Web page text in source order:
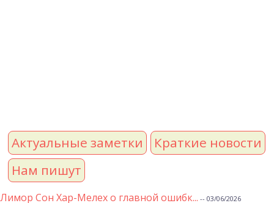
Актуальные заметки
Краткие новости
Нам пишут
Лимор Сон Хар-Мелех о главной ошибк... -- 03/06/2026